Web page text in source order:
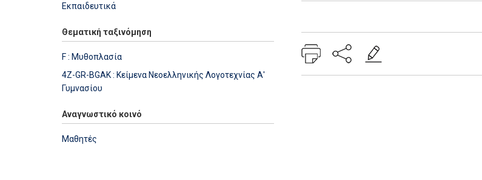
Εκπαιδευτικά
Θεματική ταξινόμηση
F : Μυθοπλασία
4Z-GR-BGAK : Κείμενα Νεοελληνικής Λογοτεχνίας Α'
Γυμνασίου
Αναγνωστικό κοινό
Μαθητές